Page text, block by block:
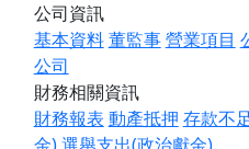
公司資訊
基本資料董監事營業項目
公司
財務相關資訊
財務報表 動產抵押 存款不